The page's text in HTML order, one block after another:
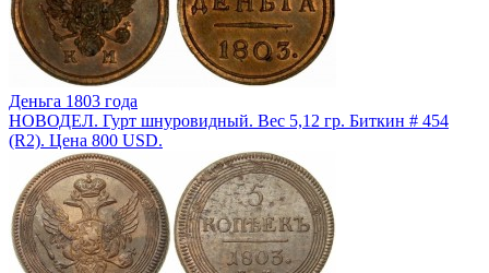
Деньга 1803 года
НОВОДЕЛ. Гурт шнуровидный. Вес 5,12 гр. Биткин # 454
(R2). Цена 800 USD.